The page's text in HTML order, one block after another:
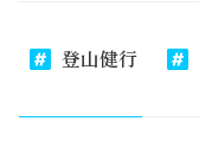
登山健行